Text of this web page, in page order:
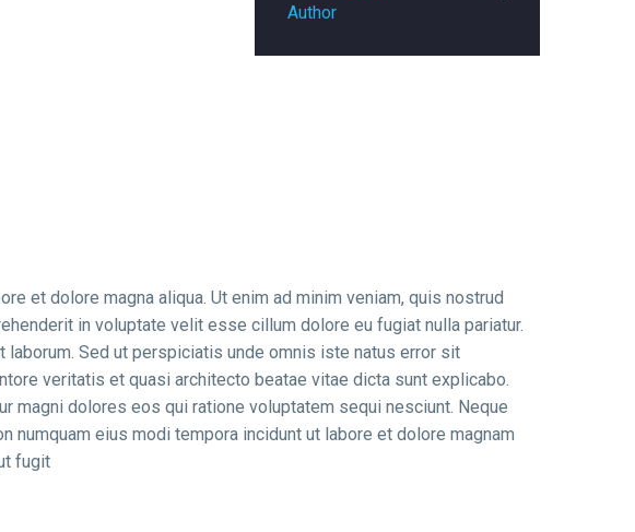
Author
et dolore magna aliqua. Ut enim ad minim veniam, quis nostrud
in voluptate velit esse cillum dolore eu fugiat nulla pariatur.
Sed ut perspiciatis unde omnis iste natus error sit
veritatis et quasi architecto beatae vitae dicta sunt explicabo.
magni dolores eos qui ratione voluptatem sequi nesciunt. Neque
eius modi tempora incidunt ut labore et dolore magnam
fugit